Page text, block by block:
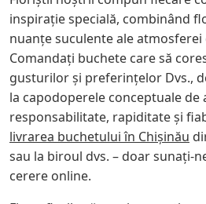
inspirație specială, combinând
nuanțe suculente ale atmosferei
Comandați buchete care să
gusturilor și preferințelor Dvs.,
la capodoperele conceptuale de
responsabilitate, rapiditate și
livrarea buchetului în Chișinău
sau la biroul dvs. – doar sunați-
cerere online.